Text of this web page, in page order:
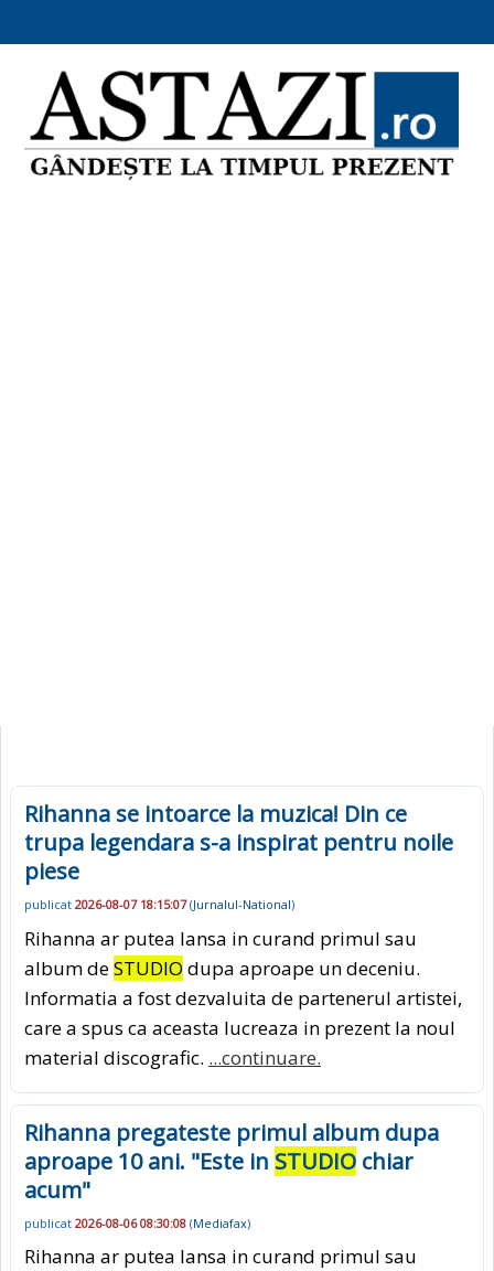
Rihanna se intoarce la muzica! Din ce
trupa legendara s-a inspirat pentru noile
piese
publicat 2026-08-07 18:15:07(Jurnalul-National)
Rihanna ar putea lansa in curand primul sau
album deSTUDIO dupa aproape un deceniu.
Informatia a fost dezvaluita de partenerul artistei,
care a spus ca aceasta lucreaza in prezent la noul
material discografic. ...continuare.
Rihanna pregateste primul album dupa
aproape 10 ani. "Este in STUDIO chiar
acum"
publicat 2026-08-06 08:30:08 (Mediafax)
Rihanna ar putea lansa in curand primul sau